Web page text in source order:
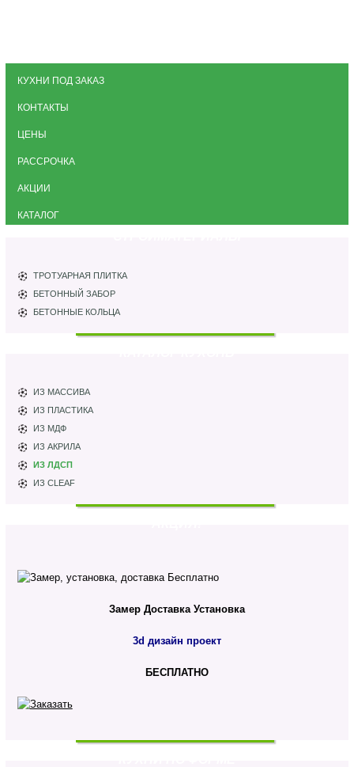
КУХНИ ПОД ЗАКАЗ
КОНТАКТЫ
ЦЕНЫ
РАССРОЧКА
АКЦИИ
КАТАЛОГ
ТРОТУАРНАЯ ПЛИТКА
БЕТОННЫЙ ЗАБОР
БЕТОННЫЕ КОЛЬЦА
ИЗ МАССИВА
ИЗ ПЛАСТИКА
ИЗ МДФ
ИЗ АКРИЛА
ИЗ ЛДСП
ИЗ CLEAF
Замер Доставка Установка
3d дизайн проект
БЕСПЛАТНО